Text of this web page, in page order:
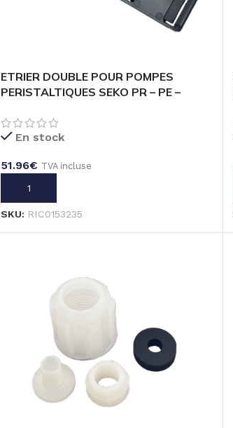
ETRIER DOUBLE POUR POMPES
PERISTALTIQUES SEKO PR – PE –
En stock
51.96€ TVA incluse
AJOUTER AU PANIER
SKU: RIC0153235